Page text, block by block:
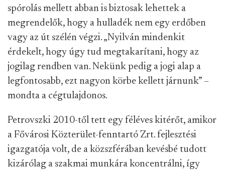
spórolás mellett abban is biztosak lehettek a
megrendelők, hogy a hulladék nem egy erdőben
vagy az út szélén végzi. „Nyilván mindenkit
érdekelt, hogy úgy tud megtakarítani, hogy az
jogilag rendben van. Nekünk pedig a jogi alap a
legfontosabb, ezt nagyon körbe kellett járnunk” –
mondta a cégtulajdonos.
Petrovszki 2010-től tett egy féléves kitérőt, amikor
a Fővárosi Közterület-fenntartó Zrt. fejlesztési
igazgatója volt, de a közszférában kevésbé tudott
kizárólag a szakmai munkára koncentrálni, így